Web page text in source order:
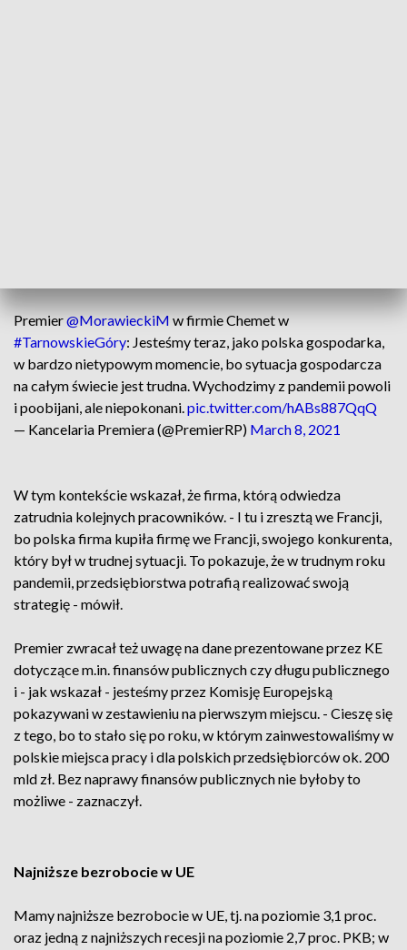
Premier@MorawieckiM w firmie Chemet w
#TarnowskieGóry: Jesteśmy teraz, jako polska gospodarka,
w bardzo nietypowym momencie, bo sytuacja gospodarcza
na całym świecie jest trudna. Wychodzimy z pandemii powoli
i poobijani, ale niepokonani.pic.twitter.com/hABs887QqQ
— Kancelaria Premiera (@PremierRP) March 8, 2021
W tym kontekście wskazał, że firma, którą odwiedza
zatrudnia kolejnych pracowników. - I tu i zresztą we Francji,
bo polska firma kupiła firmę we Francji, swojego konkurenta,
który był w trudnej sytuacji. To pokazuje, że w trudnym roku
pandemii, przedsiębiorstwa potrafią realizować swoją
strategię - mówił.
Premier zwracał też uwagę na dane prezentowane przez KE
dotyczące m.in. finansów publicznych czy długu publicznego
i - jak wskazał - jesteśmy przez Komisję Europejską
pokazywani w zestawieniu na pierwszym miejscu. - Cieszę się
z tego, bo to stało się po roku, w którym zainwestowaliśmy w
polskie miejsca pracy i dla polskich przedsiębiorców ok. 200
mld zł. Bez naprawy finansów publicznych nie byłoby to
możliwe - zaznaczył.
Najniższe bezrobocie w UE
Mamy najniższe bezrobocie w UE, tj. na poziomie 3,1 proc.
oraz jedną z najniższych recesji na poziomie 2,7 proc. PKB; w